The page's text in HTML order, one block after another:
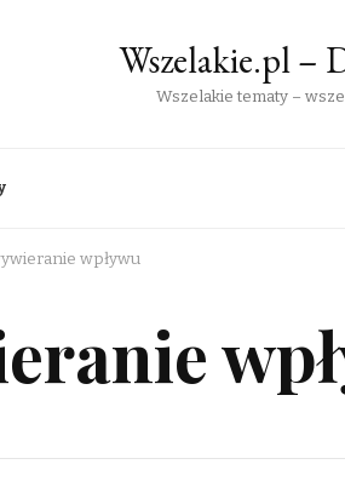
Wszelakie.pl –
Wszelakie tematy –
wpływu